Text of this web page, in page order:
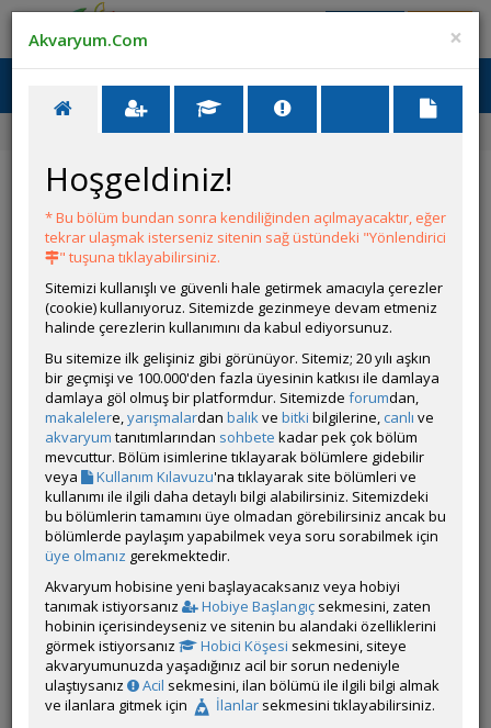
Ana Menü
Ana Sayfa
Forum Malawi Cichlidleri
Malawi Cichlidleri
YENİ KONU AÇ
Alt Forumlar
Malawi ve Diğer Afrika Cichlidleri Tanıtımları
KONULAR
Sarı p. ve Yunus hak. öğr istedikleriniz
AçanAkvaryum.com
Kusturma Üzerine Görüşler
Açanelfce
Kusturma üzerine görüşler konulu bir
tartışma.
BALIĞIM YUMURTA ALDI, NE YAPMALIYIM?
AçanErdal Hoca
Üreme döneminde Malawilerle ilgil
yapılıcaklar.
Bu forum ile ilgili bilgi ağacında yukarıdaki konulara
×
Akvaryum.Com
Hoşgeldiniz!
* Bu bölüm bundan sonra kendiliğinden açılmayacaktır, eğer
tekrar ulaşmak isterseniz sitenin sağ üstündeki "Yönlendirici
" tuşuna tıklayabilirsiniz.
Sitemizi kullanışlı ve güvenli hale getirmek amacıyla çerezler
(cookie) kullanıyoruz. Sitemizde gezinmeye devam etmeniz
halinde çerezlerin kullanımını da kabul ediyorsunuz.
Bu sitemize ilk gelişiniz gibi görünüyor. Sitemiz; 20 yılı aşkın
bir geçmişi ve 100.000'den fazla üyesinin katkısı ile damlaya
damlaya göl olmuş bir platformdur. Sitemizde forumdan,
makalelere,yarışmalardan balıkve bitki bilgilerine, canlı ve
akvaryum tanıtımlarından sohbete kadar pek çok bölüm
mevcuttur. Bölüm isimlerine tıklayarak bölümlere gidebilir
veya
Kullanım Kılavuzu'na tıklayarak site bölümleri ve
kullanımı ile ilgili daha detaylı bilgi alabilirsiniz. Sitemizdeki
bu bölümlerin tamamını üye olmadan görebilirsiniz ancak bu
bölümlerde paylaşım yapabilmek veya soru sorabilmek için
üye olmanız gerekmektedir.
Akvaryum hobisine yeni başlayacaksanız veya hobiyi
tanımak istiyorsanız
Hobiye Başlangıç sekmesini, zaten
hobinin içerisindeyseniz ve sitenin bu alandaki özelliklerini
görmek istiyorsanız
Hobici Köşesi sekmesini, siteye
akvaryumunuzda yaşadığınız acil bir sorun nedeniyle
ulaştıysanız
Acil sekmesini, ilan bölümü ile ilgili bilgi almak
ve ilanlara gitmek için
İlanlar sekmesini tıklayabilirsiniz.